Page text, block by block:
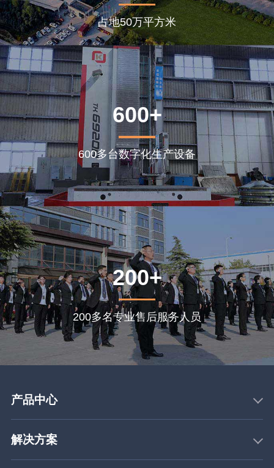
占地50万平方米
600+
600多台数字化生产设备
200+
200多名专业售后服务人员
产品中心
解决方案